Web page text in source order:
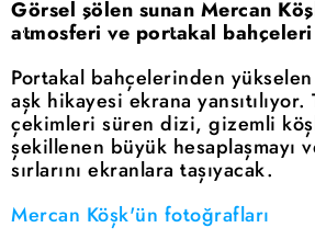
Görsel şölen sunan Mercan
atmosferi ve portakal
Portakal bahçelerinden
aşk hikayesi ekrana yansıtılıyor.
çekimleri süren dizi, gizemli
şekillenen büyük hesaplaşmayı
sırlarını ekranlara taşıyacak.
Mercan Köşk'ün fotoğrafları